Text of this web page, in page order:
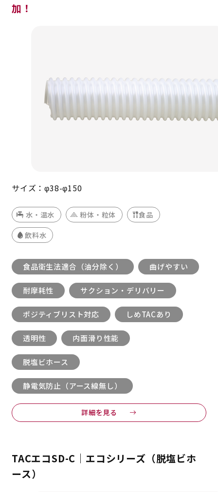
加！
サイズ：φ38-φ150
水・温水 粉体・粒体 食品
飲料水
食品衛生法適合（油分除く） 曲げやすい
耐摩耗性 サクション・デリバリー
ポジティブリスト対応 しめTACあり
透明性 内面滑り性能
脱塩ビホース
静電気防止（アース線無し）
詳細を見る
TACエコSD-C｜エコシリーズ（脱塩ビホ
ース）